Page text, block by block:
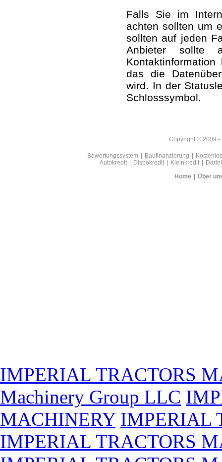
Falls Sie im
achten sollten um
sollten auf jeden
Anbieter sollte
das die
wird. In der
Schlosssymbol.
Copyright © 2009 -
Bewertungssystem Baufinanzierung
Autokredit
Dispokredit Kleinkredit
Home
Über
IMPERIAL TRACTORS
Machinery Group LLC
MACHINERY IMPERIAL
IMPERIAL TRACTORS